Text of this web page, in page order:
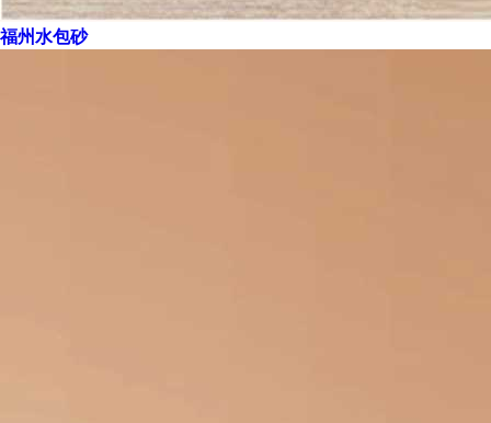
福州水包砂